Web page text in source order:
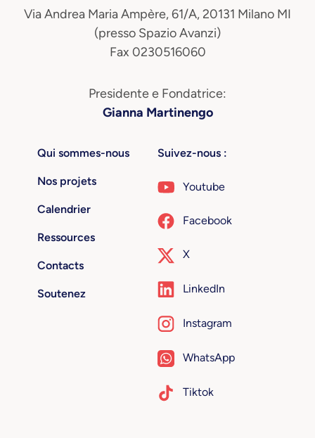
Via Andrea Maria Ampère, 61/A, 20131 Milano MI
(presso Spazio Avanzi)
Fax 0230516060
Presidente e Fondatrice:
Gianna Martinengo
Qui sommes-nous
Nos projets
Calendrier
Ressources
Contacts
Soutenez
Suivez-nous :
Youtube
Facebook
X
LinkedIn
Instagram
WhatsApp
Tiktok